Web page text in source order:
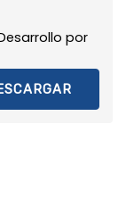
por